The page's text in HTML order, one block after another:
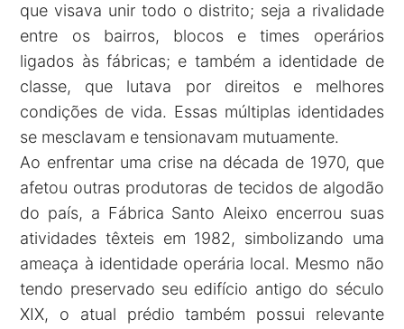
que visava unir todo o distrito; seja a rivalidade
entre os bairros, blocos e times operários
ligados às fábricas; e também a identidade de
classe, que lutava por direitos e melhores
condições de vida. Essas múltiplas identidades
se mesclavam e tensionavam mutuamente.
Ao enfrentar uma crise na década de 1970, que
afetou outras produtoras de tecidos de algodão
do país, a Fábrica Santo Aleixo encerrou suas
atividades têxteis em 1982, simbolizando uma
ameaça à identidade operária local. Mesmo não
tendo preservado seu edifício antigo do século
XIX, o atual prédio também possui relevante